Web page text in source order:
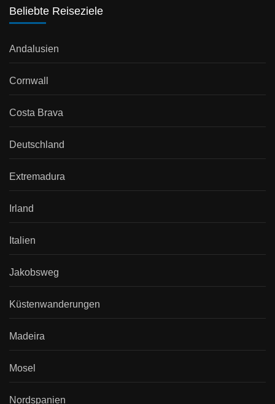
Beliebte Reiseziele
Andalusien
Cornwall
Costa Brava
Deutschland
Extremadura
Irland
Italien
Jakobsweg
Küstenwanderungen
Madeira
Mosel
Nordspanien